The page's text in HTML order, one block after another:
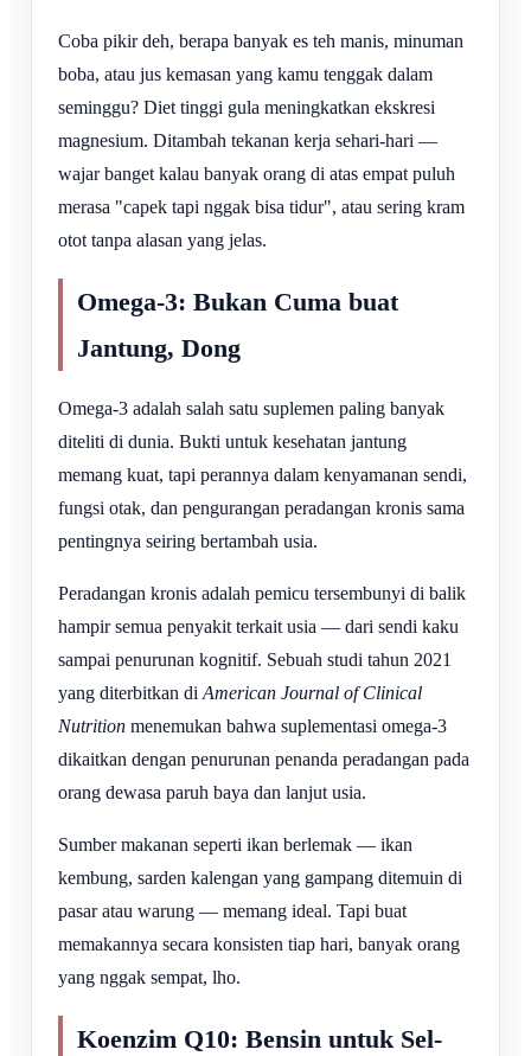
Coba pikir deh, berapa banyak es teh manis, minuman
boba, atau jus kemasan yang kamu tenggak dalam
seminggu? Diet tinggi gula meningkatkan ekskresi
magnesium. Ditambah tekanan kerja sehari-hari —
wajar banget kalau banyak orang di atas empat puluh
merasa "capek tapi nggak bisa tidur", atau sering kram
otot tanpa alasan yang jelas.
Omega-3: Bukan Cuma buat
Jantung, Dong
Omega-3 adalah salah satu suplemen paling banyak
diteliti di dunia. Bukti untuk kesehatan jantung
memang kuat, tapi perannya dalam kenyamanan sendi,
fungsi otak, dan pengurangan peradangan kronis sama
pentingnya seiring bertambah usia.
Peradangan kronis adalah pemicu tersembunyi di balik
hampir semua penyakit terkait usia — dari sendi kaku
sampai penurunan kognitif. Sebuah studi tahun 2021
yang diterbitkan di American Journal of Clinical
Nutrition menemukan bahwa suplementasi omega-3
dikaitkan dengan penurunan penanda peradangan pada
orang dewasa paruh baya dan lanjut usia.
Sumber makanan seperti ikan berlemak — ikan
kembung, sarden kalengan yang gampang ditemuin di
pasar atau warung — memang ideal. Tapi buat
memakannya secara konsisten tiap hari, banyak orang
yang nggak sempat, lho.
Koenzim Q10: Bensin untuk Sel-